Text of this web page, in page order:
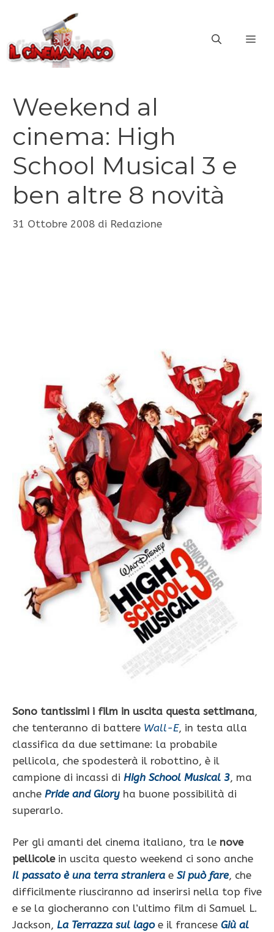
contenuto
Weekend al
cinema: High
School Musical 3 e
ben altre 8 novità
31 Ottobre 2008 di Redazione
Sono tantissimi i film in uscita questa settimana,
che tenteranno di battere Wall-E, in testa alla
classifica da due settimane: la probabile
pellicola, che spodesterà il robottino, è il
campione di incassi di High School Musical 3, ma
anche Pride and Glory ha buone possibilità di
superarlo.
Per gli amanti del cinema italiano, tra le nove
pellicolein uscita questo weekend ci sono anche
Il passato è una terra straniera e Si può fare, che
difficilmente riusciranno ad inserirsi nella top five
e se la giocheranno con l’ultimo film di Samuel L.
Jackson, La Terrazza sul lagoe il francese Giù al